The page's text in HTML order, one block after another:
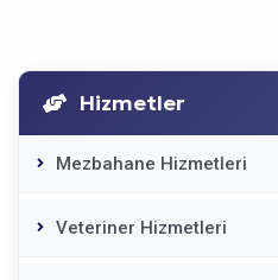
Hizmetler
Mezbahane Hizmetleri
Veteriner Hizmetleri